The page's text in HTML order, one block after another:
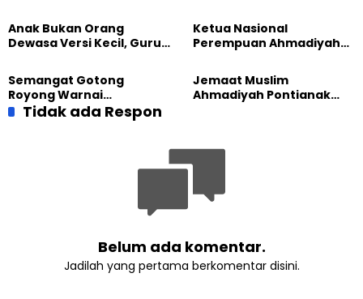
Sembako kepada Warga
Anak Bukan Orang
Dewasa Versi Kecil, Guru
Ketua Nasional
Perempuan Ahmadiyah
Besar Universitas
Terbuka
Semangat Gotong
Royong Warnai
Pembangunan Kembali
Jemaat Muslim
Ahmadiyah Pontianak
Tidak ada Respon
Belum ada komentar.
Jadilah yang pertama berkomentar disini.